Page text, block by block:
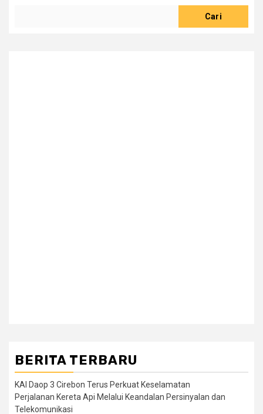
Cari
BERITA TERBARU
KAI Daop 3 Cirebon Terus Perkuat Keselamatan
Perjalanan Kereta Api Melalui Keandalan Persinyalan dan
Telekomunikasi